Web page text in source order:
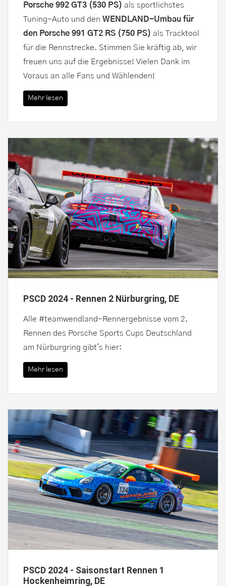
Porsche 992 GT3 (530 PS) als sportlichstes
Tuning-Auto und den WENDLAND-Umbau für
den Porsche 991 GT2 RS (750 PS) als Tracktool
für die Rennstrecke. Stimmen Sie kräftig ab, wir
freuen uns auf die Ergebnisse! Vielen Dank im
Voraus an alle Fans und Wählenden!
Mehr lesen
PSCD 2024 - Rennen 2 Nürburgring, DE
Alle #teamwendland-Rennergebnisse vom 2.
Rennen des Porsche Sports Cups Deutschland
am Nürburgring gibt's hier:
Mehr lesen
PSCD 2024 - Saisonstart Rennen 1
Hockenheimring, DE